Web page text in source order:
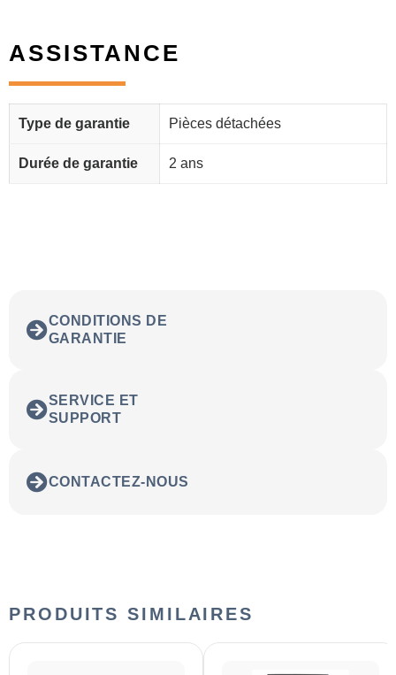
ASSISTANCE
Type de garantie Pièces détachées
Durée de garantie 2 ans
CONDITIONS DE
GARANTIE
SERVICE ET
SUPPORT
CONTACTEZ-NOUS
PRODUITS SIMILAIRES